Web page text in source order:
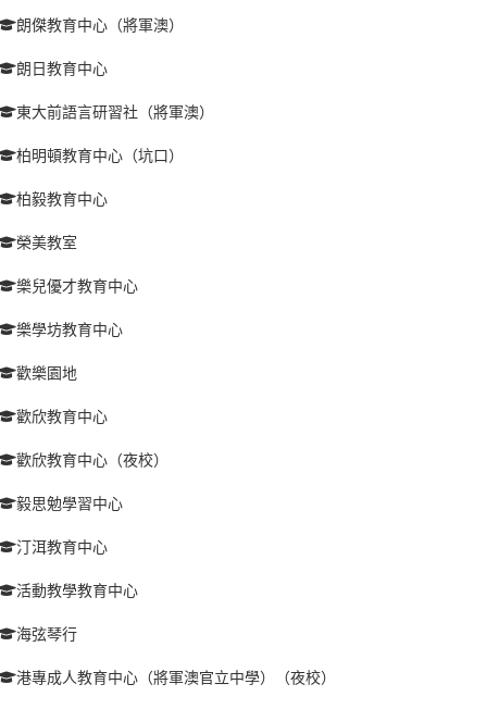
朗傑教育中心（將軍澳）
朗日教育中心
東大前語言研習社（將軍澳）
柏明頓教育中心（坑口）
柏毅教育中心
榮美教室
樂兒優才教育中心
樂學坊教育中心
歡樂園地
歡欣教育中心
歡欣教育中心（夜校）
毅思勉學習中心
汀洱教育中心
活動教學教育中心
海弦琴行
港專成人教育中心（將軍澳官立中學）（夜校）